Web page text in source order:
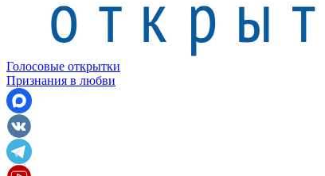
Голосовые открытки
Признания в любви